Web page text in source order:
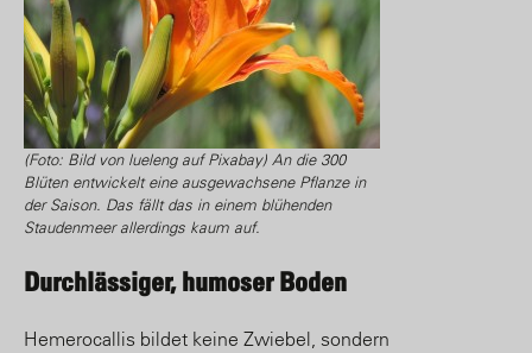
(Foto: Bild von lueleng auf Pixabay) An die 300
Blüten entwickelt eine ausgewachsene Pflanze in
der Saison. Das fällt das in einem blühenden
Staudenmeer allerdings kaum auf.
Durchlässiger, humoser Boden
Hemerocallis bildet keine Zwiebel, sondern